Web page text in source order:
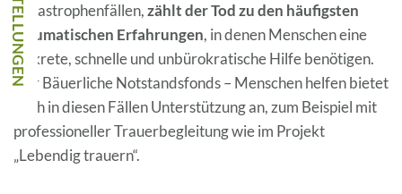
Katastrophenfällen,zählt der Tod zu den häufigsten
traumatischen Erfahrungen, in denen Menschen eine
diskrete, schnelle und unbürokratische Hilfe benötigen.
Der Bäuerliche Notstandsfonds – Menschen helfen bietet
auch in diesen Fällen Unterstützung an, zum Beispiel mit
professioneller Trauerbegleitung wie im Projekt
„Lebendig trauern“.